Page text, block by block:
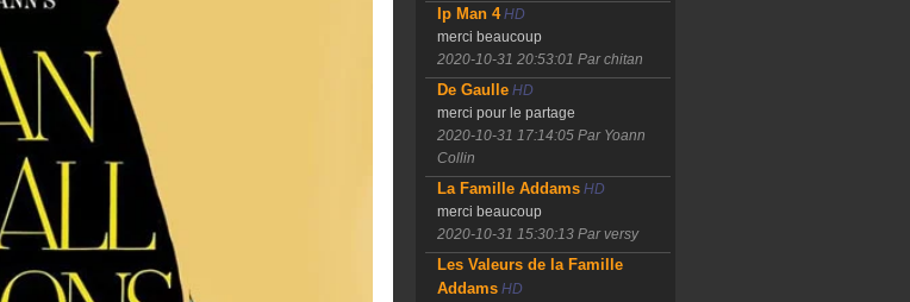
Ip Man 4HD
merci beaucoup
2020-10-31 20:53:01 Par chitan
De GaulleHD
merci pour le partage
2020-10-31 17:14:05 Par Yoann
Collin
La Famille AddamsHD
merci beaucoup
2020-10-31 15:30:13 Par versy
Les Valeurs de la Famille
AddamsHD